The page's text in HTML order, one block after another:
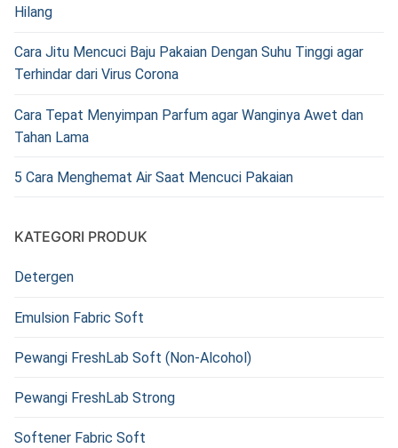
Hilang
Cara Jitu Mencuci Baju Pakaian Dengan Suhu Tinggi agar
Terhindar dari Virus Corona
Cara Tepat Menyimpan Parfum agar Wanginya Awet dan
Tahan Lama
5 Cara Menghemat Air Saat Mencuci Pakaian
KATEGORI PRODUK
Detergen
Emulsion Fabric Soft
Pewangi FreshLab Soft (Non-Alcohol)
Pewangi FreshLab Strong
Softener Fabric Soft